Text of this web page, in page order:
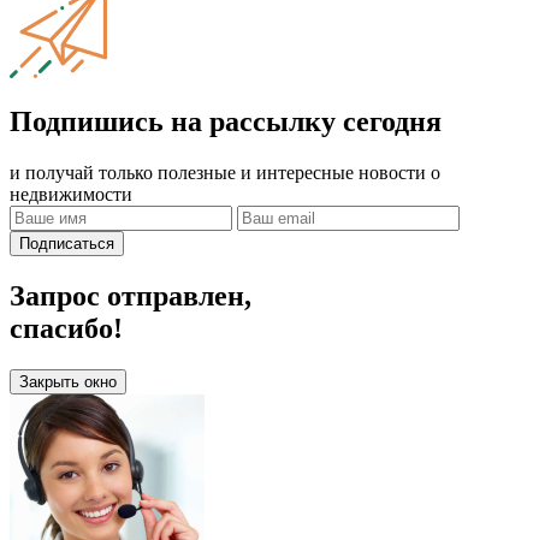
Подпишись на рассылку сегодня
и получай только полезные и интересные новости о
недвижимости
Подписаться
Запрос отправлен,
спасибо!
Закрыть окно